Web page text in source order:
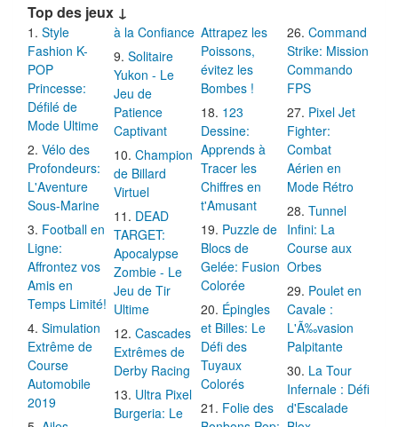
Top des jeux ↓
Style
Fashion K-
POP
Princesse:
Défilé de
Mode Ultime
Vélo des
Profondeurs:
L'Aventure
Sous-Marine
Football en
Ligne:
Affrontez vos
Amis en
Temps Limité!
Simulation
Extrême de
Course
Automobile
2019
à la Confiance
Solitaire
Yukon - Le
Jeu de
Patience
Captivant
Champion
de Billard
Virtuel
DEAD
TARGET:
Apocalypse
Zombie - Le
Jeu de Tir
Ultime
Cascades
Extrêmes de
Derby Racing
Ultra Pixel
Burgeria: Le
Attrapez les
Poissons,
évitez les
Bombes !
123
Dessine:
Apprends à
Tracer les
Chiffres en
t'Amusant
Puzzle de
Blocs de
Gelée: Fusion
Colorée
Épingles
et Billes: Le
Défi des
Tuyaux
Colorés
Folie des
Command
Strike: Mission
Commando
FPS
Pixel Jet
Fighter:
Combat
Aérien en
Mode Rétro
Tunnel
Infini: La
Course aux
Orbes
Poulet en
Cavale :
L'Ã‰vasion
Palpitante
La Tour
Infernale : Défi
d'Escalade